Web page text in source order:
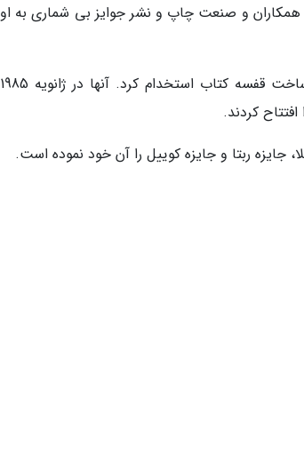
همکاران و صنعت چاپ و نشر جوایز بی شماری به او
زمانی که نورا شوهر دوم خود، بروس وایلدر، را دیدار کرد او را برای ساخت قفسه کتاب استخدام کرد. آنها در ژانویه 1985
کردند.
جایزه ربتا و جایزه کوییل را آن خود نموده است.